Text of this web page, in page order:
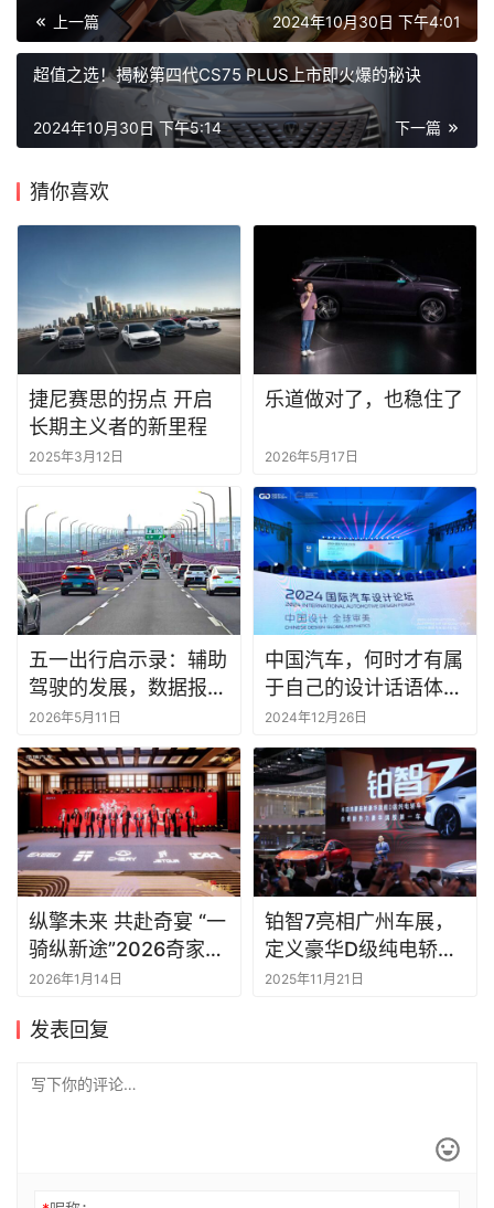
上一篇 2024年10月30日 下午4:01
超值之选！揭秘第四代CS75 PLUS上市即火爆的秘诀
下一篇
2024年10月30日 下午5:14
猜你喜欢
捷尼赛思的拐点 开启
长期主义者的新里程
2025年3月12日
乐道做对了，也稳住了
2026年5月17日
五一出行启示录：辅助
驾驶的发展，数据报告
需要公开透明丨一句话
点评
2026年5月11日
中国汽车，何时才有属
于自己的设计话语体
系？
2024年12月26日
纵擎未来 共赴奇宴 “一
骑纵新途”2026奇家宴
在沪盛大举行
2026年1月14日
铂智7亮相广州车展，
定义豪华D级纯电轿车
新标准
2025年11月21日
发表回复